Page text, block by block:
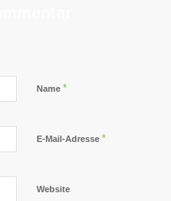
Name *
E-Mail-Adresse *
Website